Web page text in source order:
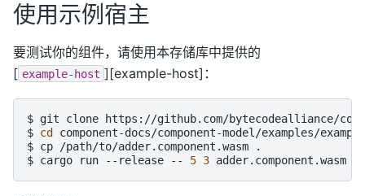
使用示例宿主
要测试你的组件，请使用本存储库中提供的
[ example-host ][example-host]：
$ git
clone
$ cd
$ cp /path/to/adder.component.wasm
$ cargo run --release -- 5 3